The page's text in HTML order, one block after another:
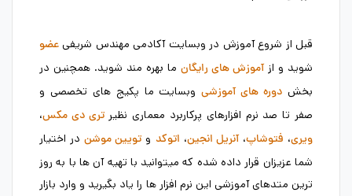
قبل از شروع آموزش در وبسایت آکادمی مهندس شریفی عضو
شوید و ازآموزش های رایگان ما بهره مند شوید. همچنین در
بخش دوره های آموزشیوبسایت ما پکیج های تخصصی و
صفر تا صد نرم افزارهای پرکاربرد معماری نظیرتری دی مکس،
ویری، فتوشاپ،آنریل انجین، اتوکد و تویین موشندر اختیار
شما عزیزان قرار داده شده که میتوانید با تهیه آن ها با به روز
ترین متدهای آموزشی این نرم افزار ها را یاد بگیرید و وارد بازار